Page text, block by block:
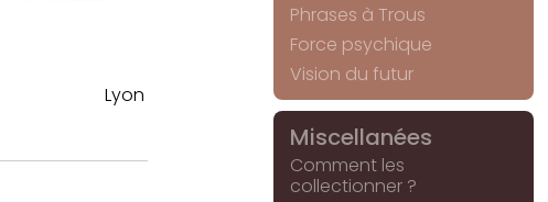
Lyon
Phrases à Trous
Force psychique
Vision du futur
Miscellanées
Comment les
collectionner ?